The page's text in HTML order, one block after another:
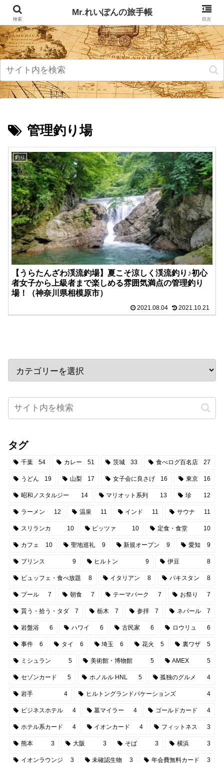
記事掲載マップ お問い合わせ
管理釣り場
釣り
【うらたんざわ渓流釣場】夏こそ涼しく渓流釣り♪初心
者女子から上級者まで楽しめる雰囲気満点の管理釣り
場！（神奈川県相模原市）
2021.08.04 2021.10.21
タグ
千葉 54 カレー 51 茨城 33 食べログ百名店 27
うどん 19 山梨 17 女子会に良さげ 16 東京 16
昭和ノスタルジー 14 マリオット系列 13 珍 12
ラーメン 12 温泉 11 インド 11 サウナ 11
スリランカ 10 ピッツァ 10 定食・食堂 10
カフェ 10 聖地巡礼 9 新規オープン 9 愛知 9
プリンス 9 ヒルトン 9 伊豆 8
ビュッフェ・食べ放題 8 イタリアン 8 パキスタン 8
プール 7 朝食 7 テーマパーク 7 お祭り 7
貰う・拾う・タダ 7 栃木 7 参拝 7 ネパール 7
岩盤浴 6 ハワイ 6 古民家 6 ロウリュ 6
事件 6 タイ 6 埼玉 6 花火 5 裏ワザ 5
ミシュラン 5 美術館・博物館 5 AMEX 5
セゾンカード 5 ホノルル HNL 5 孤独のグルメ 4
岩手 4 ヒルトングランドバケーションズ 4
ビジネスホテル 4 墓マイラー 4 ゴールドカード 4
ホテル系カード 4 イオンカード 4 フィットネス 3
熊本 3 大阪 3 そば 3 横浜 3
イオンラウンジ 3 未確認生物 3 年会費無料カード 3
検索
Mr.れいぽんの旅手帳
目次